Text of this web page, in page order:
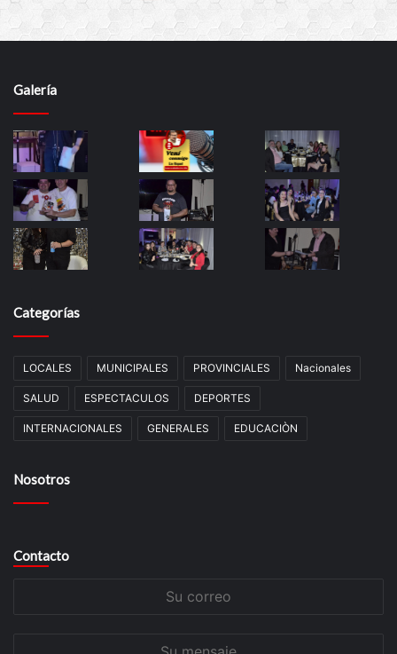
Galería
Categorías
LOCALES MUNICIPALES PROVINCIALES Nacionales
SALUD ESPECTACULOS DEPORTES
INTERNACIONALES GENERALES EDUCACIÒN
Nosotros
Contacto